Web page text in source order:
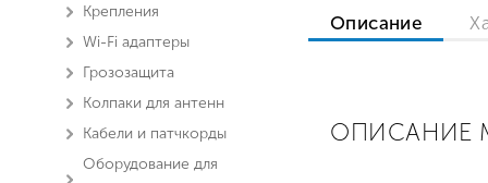
Крепления
Wi-Fi адаптеры
Грозозащита
Колпаки для антенн
Кабели и патчкорды
Оборудование для
Описание
ОПИСАНИЕ